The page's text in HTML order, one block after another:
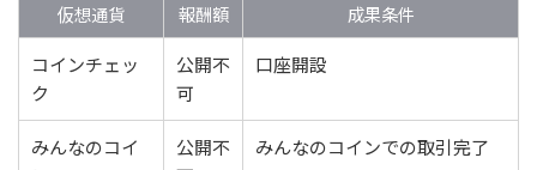
仮想通貨 報酬額
成果条件
コインチェッ
ク
公開不
可
口座開設
みんなのコイ
公開不
みんなのコインでの取引完了